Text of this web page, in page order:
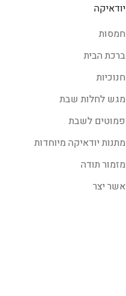
יודאיקה
חמסות
ברכת הבית
חנוכיות
מגש לחלות שבת
פמוטים לשבת
מתנות יודאיקה מיוחדות
מזמור תודה
אשר יצר